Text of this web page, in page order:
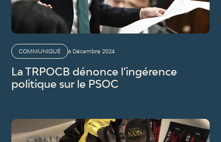
COMMUNIQUÉ 6 Décembre 2024
La TRPOCB dénonce l’ingérence
politique sur le PSOC